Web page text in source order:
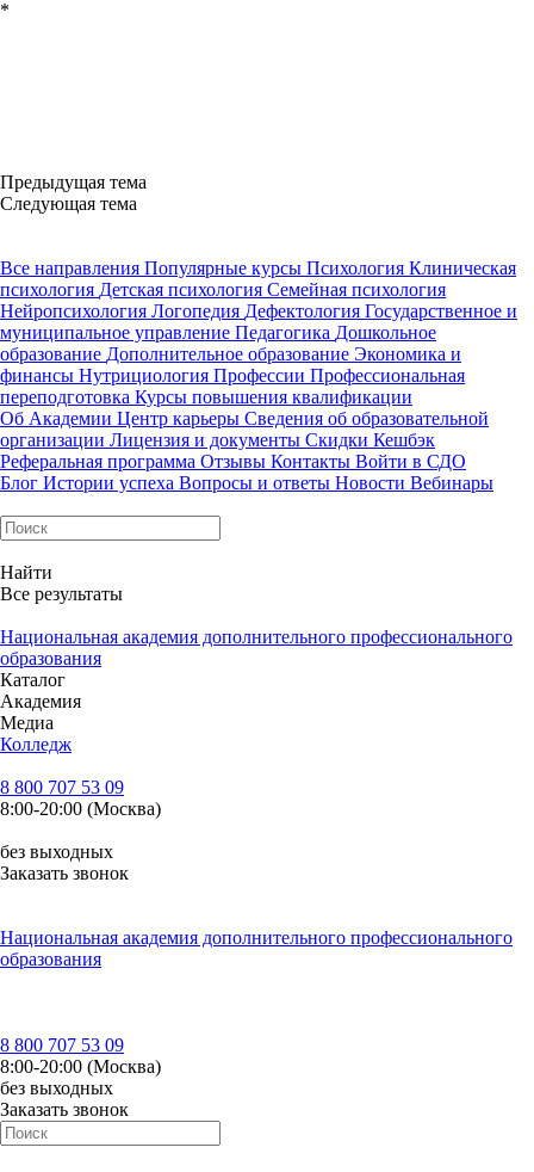
*
Предыдущая тема
Следующая тема
Все направления Популярные курсы Психология Клиническая
психология Детская психология Семейная психология
Нейропсихология Логопедия Дефектология Государственное и
муниципальное управление Педагогика Дошкольное
образование Дополнительное образование Экономика и
финансы Нутрициология Профессии Профессиональная
переподготовка Курсы повышения квалификации
Об Академии Центр карьеры Сведения об образовательной
организации Лицензия и документы Скидки Кешбэк
Реферальная программа Отзывы Контакты Войти в СДО
Блог Истории успеха Вопросы и ответы Новости Вебинары
Найти
Все результаты
Национальная академия дополнительного профессионального
образования
Каталог
Академия
Медиа
Колледж
8 800 707 53 09
8:00-20:00 (Москва)
без выходных
Заказать звонок
Национальная академия дополнительного профессионального
образования
8 800 707 53 09
8:00-20:00 (Москва)
без выходных
Заказать звонок